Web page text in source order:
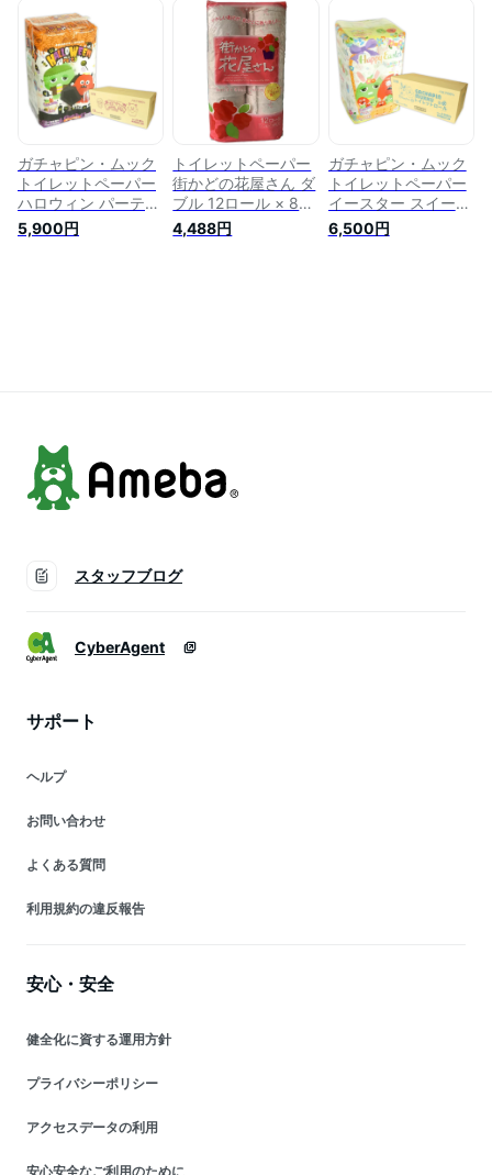
【02653】
圏 送料無料
ガチャピン・ムック
トイレットペーパー
ハロウィン パーティ
ー 25m スイーツの
香り ダブル 96ロー
5,900円
トイレットペーパー
街かどの花屋さん ダ
ブル 12ロール × 8パ
ック 泉製紙トイレッ
トペーパー 再生紙
4,488円
ガチャピン・ムック
トイレットペーパー
イースター スイーツ
の香り 25m ダブル
96ロール（12ロール
6,500円
スタッフブログ
CyberAgent
サポート
ヘルプ
お問い合わせ
よくある質問
利用規約の違反報告
安心・安全
健全化に資する運用方針
プライバシーポリシー
アクセスデータの利用
安心安全なご利用のために